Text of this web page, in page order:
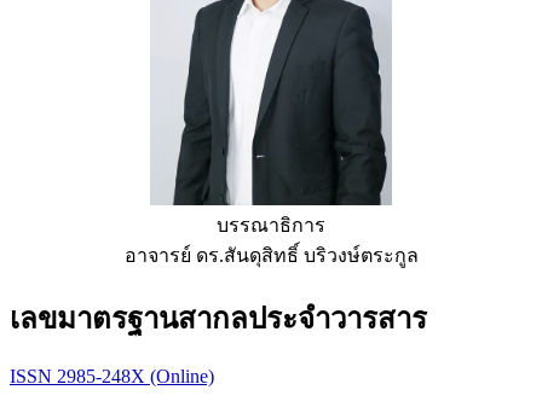
บรรณาธิการ
อาจารย์ ดร.สันดุสิทธิ์ บริวงษ์ตระกูล
เลขมาตรฐานสากลประจำวารสาร
ISSN 2985-248X (Online)